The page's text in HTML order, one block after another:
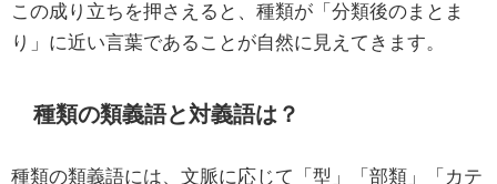
この成り立ちを押さえると、種類が「分類後のまとま
り」に近い言葉であることが自然に見えてきます。
種類の類義語と対義語は？
種類の類義語には、文脈に応じて「型」「部類」「カテ